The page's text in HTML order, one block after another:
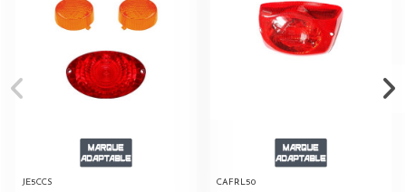
JE5CCS
CAFRL50